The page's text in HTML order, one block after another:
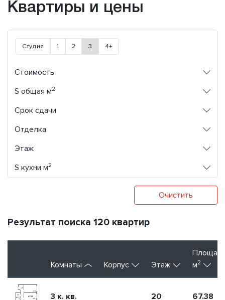
Квартиры и цены
Студия 1 2 3 4+
Стоимость
S общая м2
Срок сдачи
Отделка
Этаж
S кухни м2
Очистить
Результат поиска 120 квартир
Комнаты Корпус Этаж
м2
3 к. кв. 20 67.38